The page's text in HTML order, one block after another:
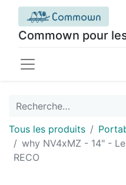
Commown pour
Tous les produits
why NV4xMZ - 14" -
RECO